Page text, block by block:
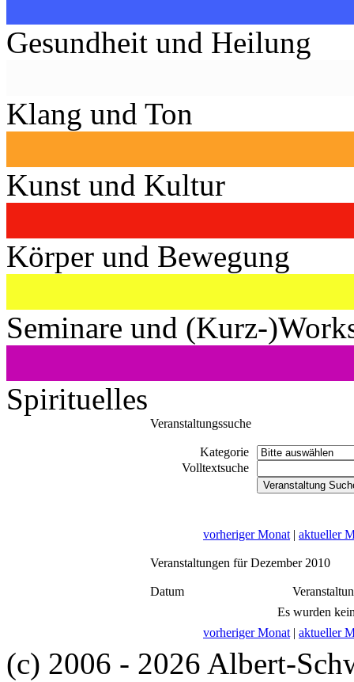
Gesundheit und Heilung
Klang und Ton
Kunst und Kultur
Körper und Bewegung
Seminare und (Kurz-
Spirituelles
Veranstaltungssuche
Kategorie
Volltextsuche
vorheriger Monat | aktueller
Veranstaltungen für Dezember 2010
Datum
Es wurden
vorheriger Monat | aktueller
(c) 2006 - 2026 Albert-